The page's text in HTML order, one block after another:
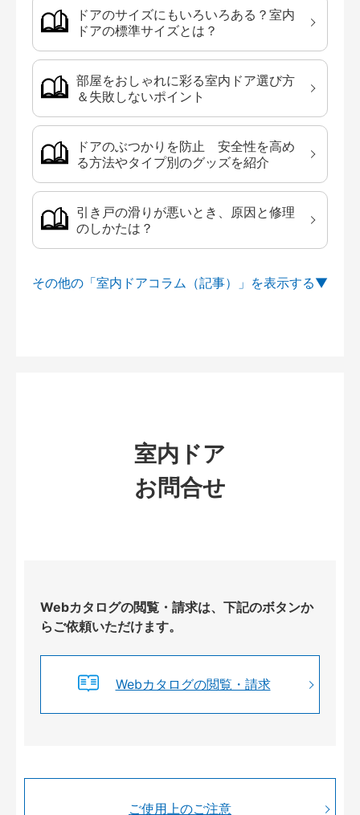
ドアのサイズにもいろいろある？室内
ドアの標準サイズとは？
部屋をおしゃれに彩る室内ドア選び方
＆失敗しないポイント
ドアのぶつかりを防止 安全性を高め
る方法やタイプ別のグッズを紹介
引き戸の滑りが悪いとき、原因と修理
のしかたは？
その他の「室内ドアコラム（記事）」を
室内ドア
お問合せ
Webカタログの閲覧・請求は、下記のボタンか
らご依頼いただけます。
Webカタログの閲覧・請求
ご使用上のご注意